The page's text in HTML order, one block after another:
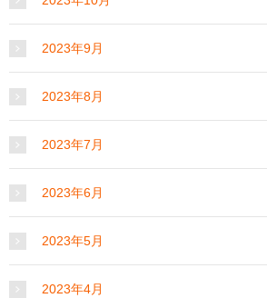
2023年9月
2023年8月
2023年7月
2023年6月
2023年5月
2023年4月